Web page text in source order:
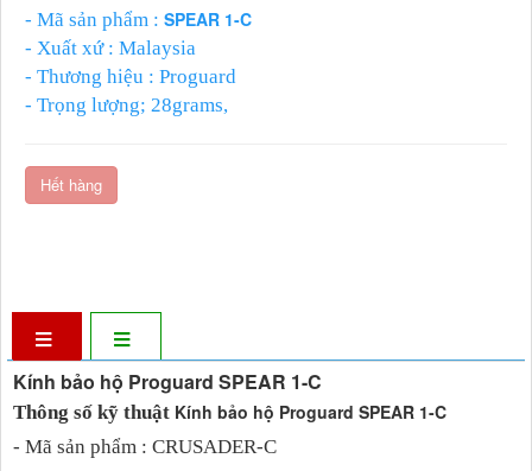
- Mã sản phẩm : SPEAR 1-C
- Xuất xứ : Malaysia
- Thương hiệu : Proguard
- Trọng lượng; 28grams,
bạc
- Đầu gọng kính : Được làm bằng cao su mềm mại.
Hết hàng
Kính bảo hộ Proguard SPEAR 1-C
Thông số kỹ thuật Kính bảo hộ Proguard SPEAR 1-C
- Mã sản phẩm : CRUSADER-C